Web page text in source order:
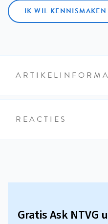
IK WIL KENNISMAKEN
REACTIES
Gratis Ask NTVG